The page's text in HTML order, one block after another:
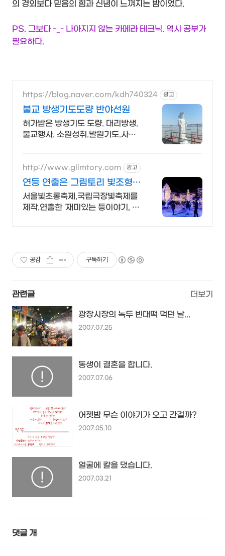
의 경외보다 믿음의 힘과 신념이 느껴지는 밤이었다.
PS. 그보다 -_- 나아지지 않는 카메라 테크닉. 역시 공부가
필요하다.
https://blog.naver.com/kdh740324 광고
불교 방생기도도량 반야선원
허가받은 방생기도 도량. 대리방생.
불교행사. 소원성취.발원기도.사찰
http://www.glimtory.com 광고
연등 연출은 그림토리 빛조형
물.한지등 제작 전문
서울빛초롱축제,국립극장빛축제를
제작.연출한 '재미있는 등이야기, 그
공감 구독하기
관련글 더보기
광장시장의 녹두 빈대떡 먹던 날...
2007.07.25
동생이 결혼을 합니다.
2007.07.06
어젯밤 무슨 이야기가 오고 간걸까?
2007.05.10
얼굴에 칼을 댔습니다.
2007.03.21
댓글 개